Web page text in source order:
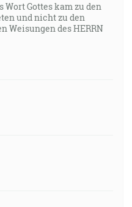
Wort Gottes kam zu den
und nicht zu den
Weisungen des HERRN